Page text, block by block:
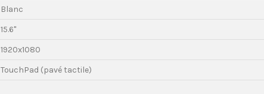
Blanc
15.6"
1920x1080
TouchPad (pavé tactile)